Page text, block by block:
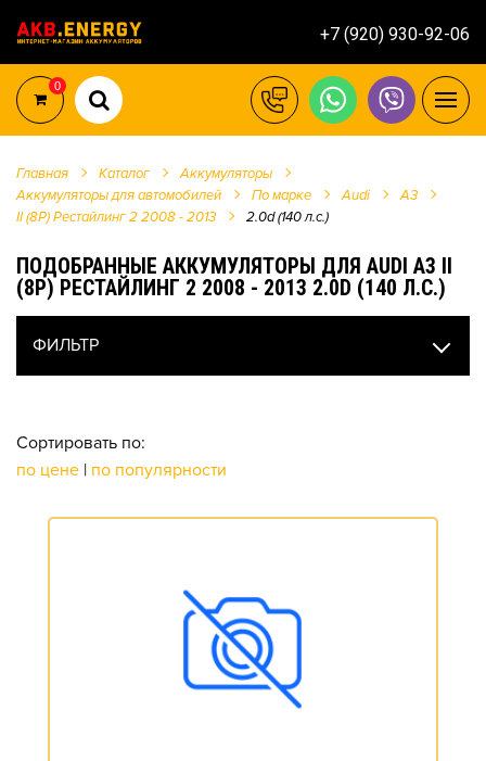
+7 (920) 930-92-06
0
Главная Каталог
Аккумуляторы
Аккумуляторы для автомобилей
По марке Audi
A3
II (8P) Рестайлинг 2 2008 - 2013
2.0d (140 л.с.)
ПОДОБРАННЫЕ АККУМУЛЯТОРЫ ДЛЯ AUDI A3 II
(8P) РЕСТАЙЛИНГ 2 2008 - 2013 2.0D (140 Л.С.)
ФИЛЬТР
Сортировать по:
по цене | по популярности